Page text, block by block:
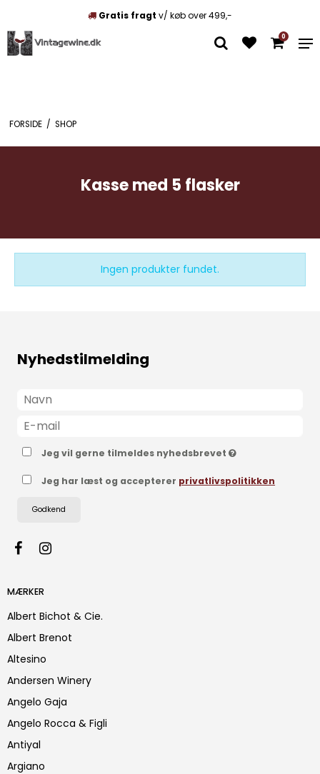
Gratis fragt v/ køb over 499,-
0
FORSIDE / SHOP
Kasse med 5 flasker
Ingen produkter fundet.
Nyhedstilmelding
Jeg vil gerne tilmeldes nyhedsbrevet
Jeg har læst og accepterer privatlivspolitikken
Godkend
MÆRKER
Albert Bichot & Cie.
Albert Brenot
Altesino
Andersen Winery
Angelo Gaja
Angelo Rocca & Figli
Antiyal
Argiano